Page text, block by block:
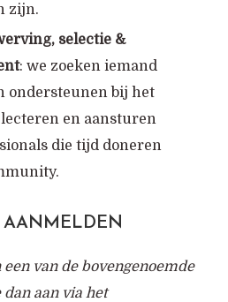
zijn.
selectie &
: we zoeken iemand
ondersteunen bij het
en aansturen
die tijd doneren
AANMELDEN
van de bovengenoemde
aan via het